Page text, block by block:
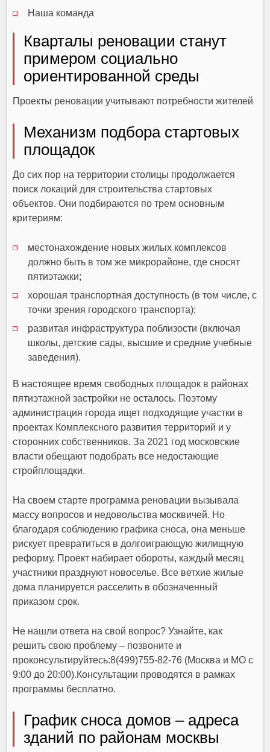
Наша команда
Кварталы реновации станут
примером социально
ориентированной среды
Проекты реновации учитывают потребности жителей
Механизм подбора стартовых
площадок
До сих пор на территории столицы продолжается
поиск локаций для строительства стартовых
объектов. Они подбираются по трем основным
критериям:
местонахождение новых жилых комплексов
должно быть в том же микрорайоне, где сносят
пятиэтажки;
хорошая транспортная доступность (в том числе, с
точки зрения городского транспорта);
развитая инфраструктура поблизости (включая
школы, детские сады, высшие и средние учебные
заведения).
В настоящее время свободных площадок в районах
пятиэтажной застройки не осталось. Поэтому
администрация города ищет подходящие участки в
проектах Комплексного развития территорий и у
сторонних собственников. За 2021 год московские
власти обещают подобрать все недостающие
стройплощадки.
На своем старте программа реновации вызывала
массу вопросов и недовольства москвичей. Но
благодаря соблюдению графика сноса, она меньше
рискует превратиться в долгоиграющую жилищную
реформу. Проект набирает обороты, каждый месяц
участники празднуют новоселье. Все ветхие жилые
дома планируется расселить в обозначенный
приказом срок.
Не нашли ответа на свой вопрос? Узнайте, как
решить свою проблему – позвоните и
проконсультируйтесь:8(499)755-82-76 (Москва и МО с
9:00 до 20:00).Консультации проводятся в рамках
программы бесплатно.
График сноса домов – адреса
зданий по районам москвы